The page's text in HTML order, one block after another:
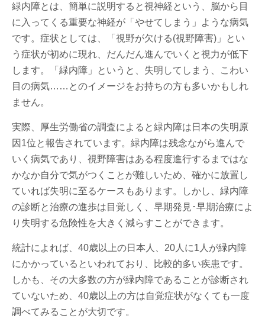
緑内障とは、簡単に説明すると視神経という、脳から目
に入ってくる重要な神経が「やせてしまう」ような病気
です。症状としては、「視野が欠ける(視野障害)」とい
う症状が初めに現れ、だんだん進んでいくと視力が低下
します。「緑内障」というと、失明してしまう、こわい
目の病気……とのイメージをお持ちの方も多いかもしれ
ません。
実際、厚生労働省の調査によると緑内障は日本の失明原
因1位と報告されています。緑内障は残念ながら進んで
いく病気であり、視野障害はある程度進行するまではな
かなか自分で気がつくことが難しいため、確かに放置し
ていれば失明に至るケースもあります。しかし、緑内障
の診断と治療の進歩は目覚しく、早期発見･早期治療によ
り失明する危険性を大きく減らすことができます。
統計によれば、40歳以上の日本人、20人に1人が緑内障
にかかっているといわれており、比較的多い疾患です。
しかも、その大多数の方が緑内障であることが診断され
ていないため、40歳以上の方は自覚症状がなくても一度
調べてみることが大切です。